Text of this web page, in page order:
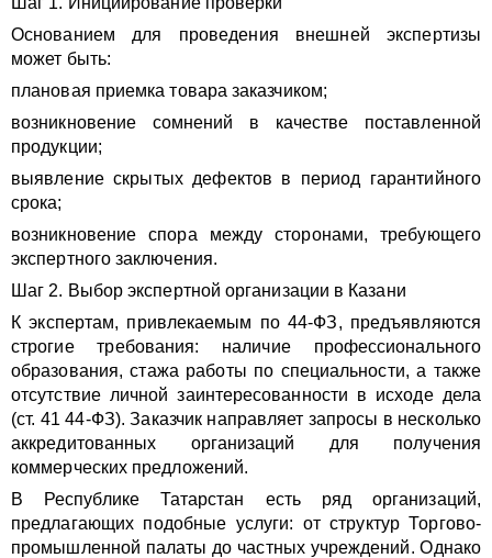
Основанием для проведения внешней экспертизы
может быть:
плановая приемка товара заказчиком;
возникновение сомнений в качестве поставленной
продукции;
выявление скрытых дефектов в период гарантийного
срока;
возникновение спора между сторонами, требующего
экспертного заключения.
Шаг 2. Выбор экспертной организации в Казани
К экспертам, привлекаемым по 44-ФЗ, предъявляются
строгие требования: наличие профессионального
образования, стажа работы по специальности, а также
отсутствие личной заинтересованности в исходе дела
(ст. 41 44-ФЗ). Заказчик направляет запросы в несколько
аккредитованных организаций для получения
коммерческих предложений.
В Республике Татарстан есть ряд организаций,
предлагающих подобные услуги: от структур Торгово-
промышленной палаты до частных учреждений. Однако